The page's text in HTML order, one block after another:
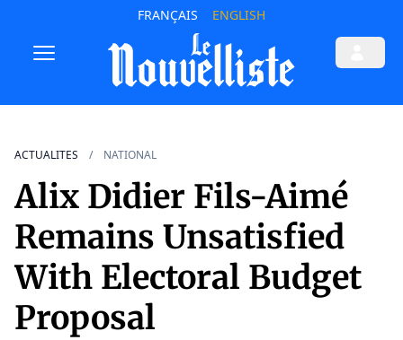
FRANÇAIS ENGLISH
ACTUALITES NATIONAL
Alix Didier Fils-Aimé
Remains Unsatisfied
With Electoral Budget
Proposal